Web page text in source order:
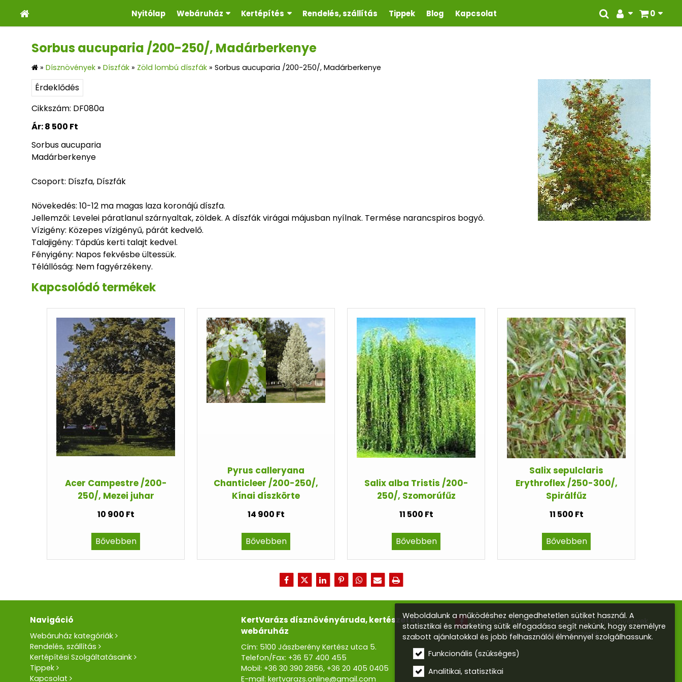
0
Nyitólap Webáruház Kertépítés Rendelés, szállítás Tippek Blog Kapcsolat
Sorbus aucuparia /200-250/, Madárberkenye
» Dísznövények » Díszfák » Zöld lombú díszfák » Sorbus aucuparia /200-250/, Madárberkenye
Érdeklődés
Cikkszám: DF080a
Ár:8 500 Ft
Sorbus aucuparia
Madárberkenye
Csoport: Díszfa, Díszfák
Növekedés: 10-12 ma magas laza koronájú díszfa.
Jellemzői: Levelei páratlanul szárnyaltak, zöldek. A díszfák virágai májusban nyílnak. Termése narancspiros bogyó.
Vízigény: Közepes vízigényű, párát kedvelő.
Talajigény: Tápdús kerti talajt kedvel.
Fényigény: Napos fekvésbe ültessük.
Télállóság: Nem fagyérzékeny.
Kapcsolódó termékek
Acer Campestre /200-
250/, Mezei juhar
10 900 Ft
Bővebben
Pyrus calleryana
Chanticleer /200-250/,
Kínai díszkörte
14 900 Ft
Bővebben
Salix alba Tristis /200-
250/, Szomorúfűz
11 500 Ft
Bővebben
Salix sepulclaris
Erythroflex /250-300/,
Spirálfűz
11 500 Ft
Bővebben
Navigáció
Webáruház kategóriák
Rendelés, szállítás
Kertépítési Szolgáltatásaink
Tippek
Kapcsolat
KertVarázs dísznövényáruda, kertészet és
webáruház
Cím: 5100 Jászberény Kertész utca 5.
Telefon/Fax: +36 57 400 455
Mobil: +36 30 390 2856, +36 20 405 0405
E-mail: kertvarazs.online@gmail.com
Kertvarázs Kertészeti webáruház - dísznövények,
kerti tó, öntözőrendszerek
Weboldalunk a működéshez elengedhetetlen sütiket használ. A
statisztikai és marketing sütik elfogadása segít nekünk, hogy személyre
szabott ajánlatokkal és jobb felhasználói élménnyel szolgálhassunk.
Funkcionális (szükséges)
Analitikai, statisztikai